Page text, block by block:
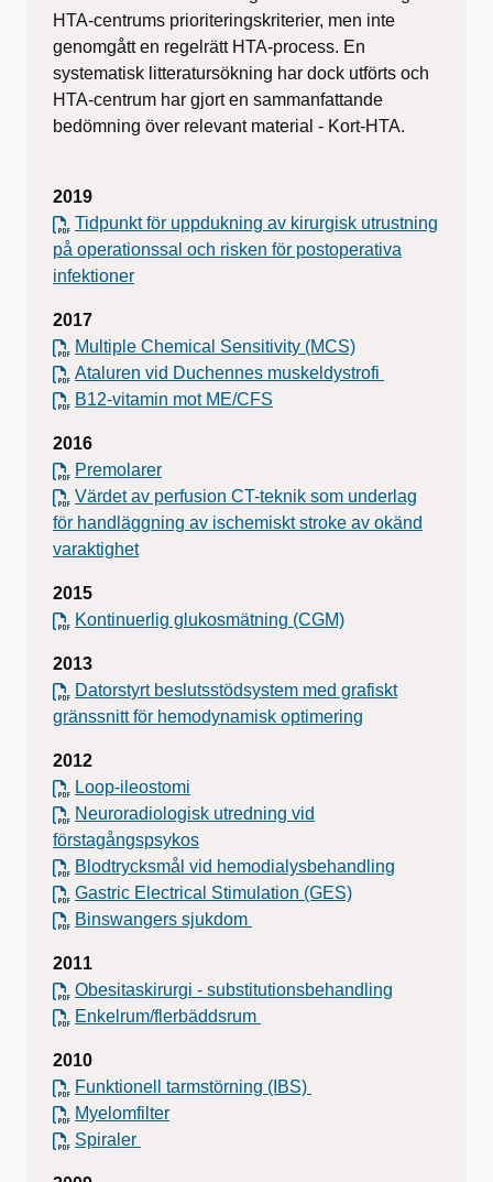
HTA-centrums prioriteringskriterier, men inte
genomgått en regelrätt HTA-process. En
systematisk litteratursökning har dock utförts och
HTA-centrum har gjort en sammanfattande
bedömning över relevant material - Kort-HTA.
2019
Tidpunkt för uppdukning av kirurgisk utrustning
på operationssal och risken för postoperativa
infektioner
2017
Multiple Chemical Sensitivity (MCS)
Ataluren vid Duchennes muskeldystrofi
B12-vitamin mot ME/CFS
2016
Premolarer
Värdet av perfusion CT-teknik som underlag
för handläggning av ischemiskt stroke av okänd
varaktighet
2015
Kontinuerlig glukosmätning (CGM)
2013
Datorstyrt beslutsstödsystem med grafiskt
gränssnitt för hemodynamisk optimering
2012
Loop-ileostomi
Neuroradiologisk utredning vid
förstagångspsykos
Blodtrycksmål vid hemodialysbehandling
Gastric Electrical Stimulation (GES)
Binswangers sjukdom
2011
Obesitaskirurgi - substitutionsbehandling
Enkelrum/flerbäddsrum
2010
Funktionell tarmstörning (IBS)
Myelomfilter
Spiraler